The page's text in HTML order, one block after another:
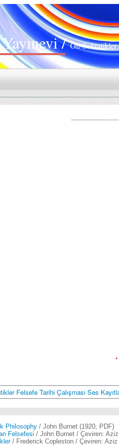
/Ön-Sokratikler
•
Felsefe Tarihi Çalışması Ses
Philosophy / John Burnet (1920; PDF)
Felsefesi / John Burnet / Çeviren: Aziz
/ Frederick Copleston / Çeviren: Aziz